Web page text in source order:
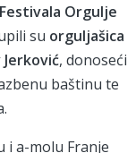
Orgulje
su orguljašica
, donoseći
baštinu te
i a-molu Franje